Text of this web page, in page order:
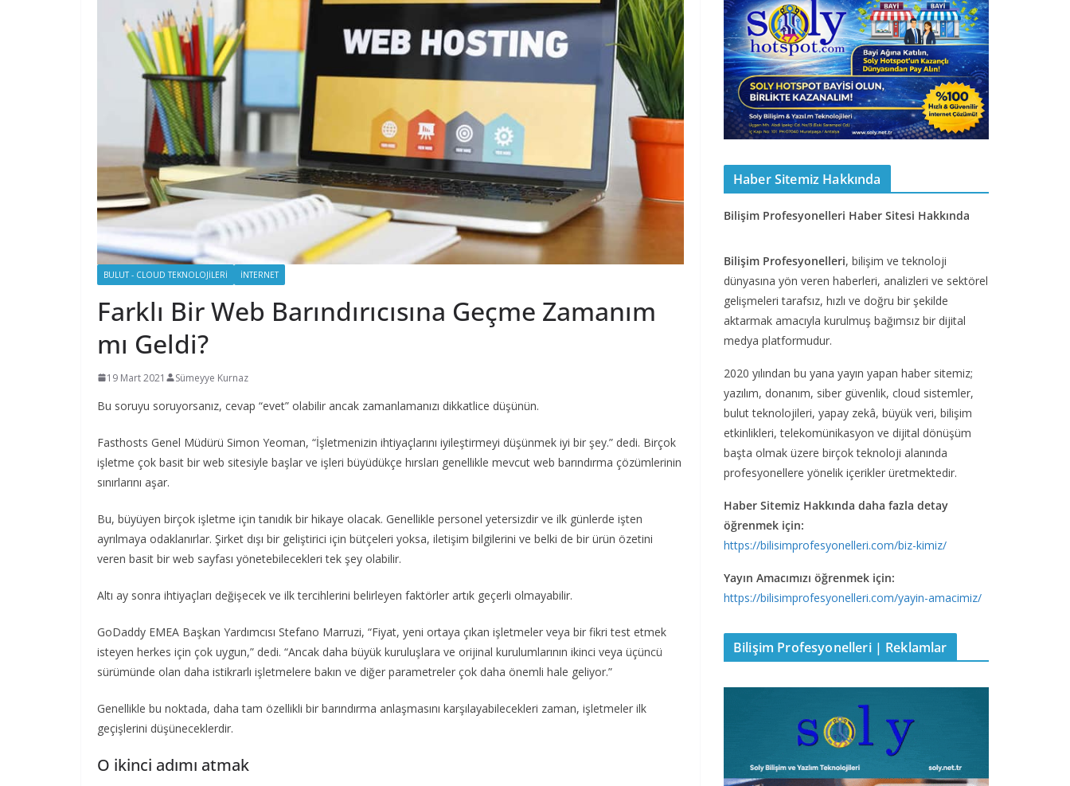
BULUT - CLOUD TEKNOLOJILERI İNTERNET
Farklı Bir Web Barındırıcısına Geçme Zamanım
mı Geldi?
19 Mart 2021 Sümeyye Kurnaz
Bu soruyu soruyorsanız, cevap “evet” olabilir ancak zamanlamanızı dikkatlice düşünün.
Fasthosts Genel Müdürü Simon Yeoman, “İşletmenizin ihtiyaçlarını iyileştirmeyi düşünmek iyi bir şey.” dedi. Birçok
işletme çok basit bir web sitesiyle başlar ve işleri büyüdükçe hırsları genellikle mevcut web barındırma çözümlerinin
sınırlarını aşar.
Bu, büyüyen birçok işletme için tanıdık bir hikaye olacak. Genellikle personel yetersizdir ve ilk günlerde işten
ayrılmaya odaklanırlar. Şirket dışı bir geliştirici için bütçeleri yoksa, iletişim bilgilerini ve belki de bir ürün özetini
veren basit bir web sayfası yönetebilecekleri tek şey olabilir.
Altı ay sonra ihtiyaçları değişecek ve ilk tercihlerini belirleyen faktörler artık geçerli olmayabilir.
GoDaddy EMEA Başkan Yardımcısı Stefano Marruzi, “Fiyat, yeni ortaya çıkan işletmeler veya bir fikri test etmek
isteyen herkes için çok uygun,” dedi. “Ancak daha büyük kuruluşlara ve orijinal kurulumlarının ikinci veya üçüncü
sürümünde olan daha istikrarlı işletmelere bakın ve diğer parametreler çok daha önemli hale geliyor.”
Genellikle bu noktada, daha tam özellikli bir barındırma anlaşmasını karşılayabilecekleri zaman, işletmeler ilk
geçişlerini düşüneceklerdir.
O ikinci adımı atmak
Haber Sitemiz Hakkında
Bilişim Profesyonelleri Haber Sitesi Hakkında
Bilişim Profesyonelleri, bilişim ve teknoloji
dünyasına yön veren haberleri, analizleri ve sektörel
gelişmeleri tarafsız, hızlı ve doğru bir şekilde
aktarmak amacıyla kurulmuş bağımsız bir dijital
medya platformudur.
2020 yılından bu yana yayın yapan haber sitemiz;
yazılım, donanım, siber güvenlik, cloud sistemler,
bulut teknolojileri, yapay zekâ, büyük veri, bilişim
etkinlikleri, telekomünikasyon ve dijital dönüşüm
başta olmak üzere birçok teknoloji alanında
profesyonellere yönelik içerikler üretmektedir.
Haber Sitemiz Hakkında daha fazla detay
öğrenmek için:
https://bilisimprofesyonelleri.com/biz-kimiz/
Yayın Amacımızı öğrenmek için:
https://bilisimprofesyonelleri.com/yayin-amacimiz/
Bilişim Profesyonelleri | Reklamlar